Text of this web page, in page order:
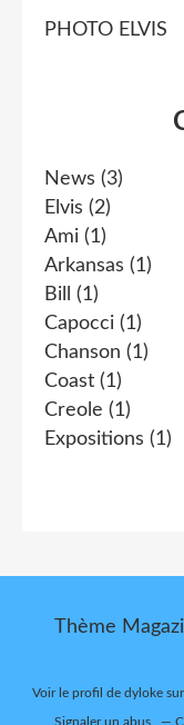
News (3)
Elvis (2)
Ami (1)
Arkansas (1)
Bill
(1)
Capocci (1)
Chanson (1)
Coast (1)
Creole (1)
Expositions (1)
PHOTO ELVIS
Thème
Voir le profil de dyloke
Signaler un abus